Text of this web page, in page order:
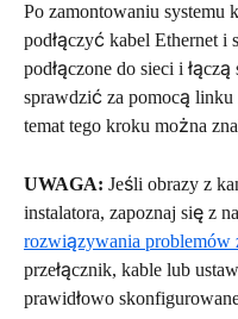
Po zamontowaniu systemu
podłączyć kabel Ethernet i
podłączone do sieci i
sprawdzić za pomocą linku
temat tego kroku można
UWAGA: Jeśli obrazy z
instalatora, zapoznaj się z
rozwiązywania problemów
przełącznik, kable lub
prawidłowo